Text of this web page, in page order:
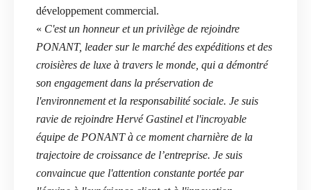
développement commercial.
« C'est un honneur et un privilège de rejoindre
PONANT, leader sur le marché des expéditions et des
croisières de luxe à travers le monde, qui a démontré
son engagement dans la préservation de
l'environnement et la responsabilité sociale. Je suis
ravie de rejoindre Hervé Gastinel et l'incroyable
équipe de PONANT à ce moment charnière de la
trajectoire de croissance de l’entreprise. Je suis
convaincue que l'attention constante portée par